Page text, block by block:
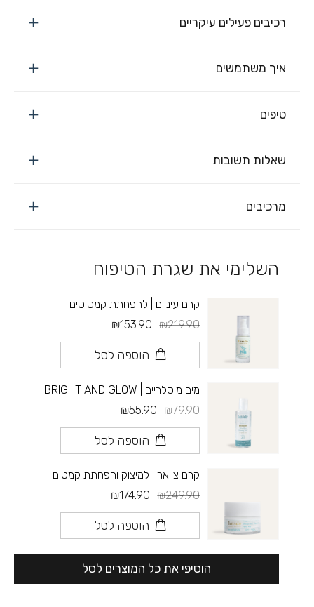
רכיבים פעילים עיקריים
איך משתמשים
טיפים
שאלות תשובות
מרכיבים
השלימי את שגרת הטיפוח
קרם עיניים | להפחתת קמטוטים
₪219.90
₪153.90
הוספה לסל
מים מיסלריים | BRIGHT AND GLOW
₪79.90
₪55.90
הוספה לסל
קרם צוואר | למיצוק והפחתת קמטים
₪249.90
₪174.90
הוספה לסל
הוסיפי את כל המוצרים לסל